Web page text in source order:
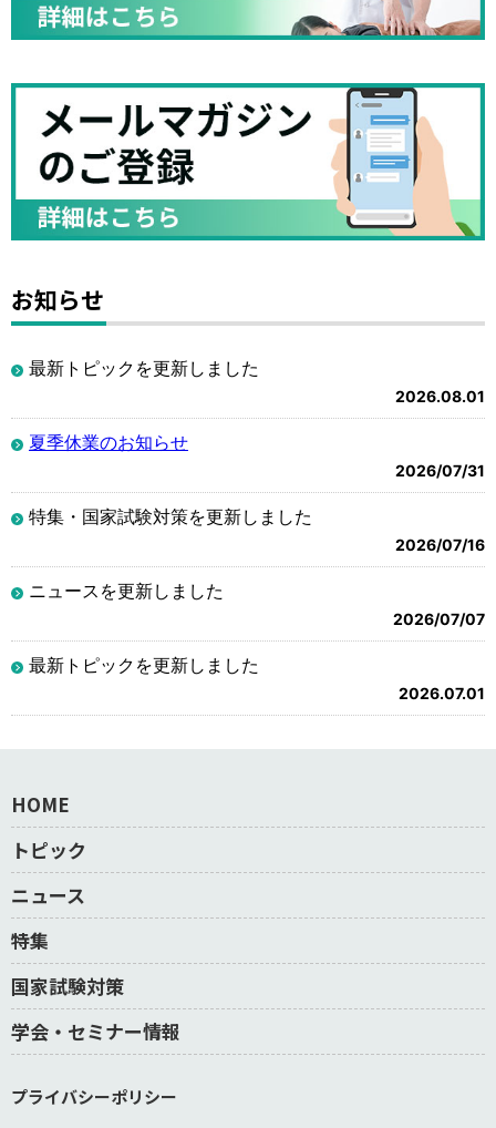
お知らせ
最新トピックを更新しました
2026.08.01
夏季休業のお知らせ
2026/07/31
特集・国家試験対策を更新しました
2026/07/16
ニュースを更新しました
2026/07/07
最新トピックを更新しました
2026.07.01
HOME
トピック
ニュース
特集
国家試験対策
学会・セミナー情報
プライバシーポリシー